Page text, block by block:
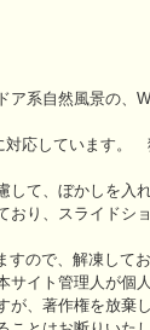
系自然風景の、
対応しています。
て、ぼかしを入れ
おり、スライドシ
ので、解凍してお
イト管理人が個
が、著作権を放棄